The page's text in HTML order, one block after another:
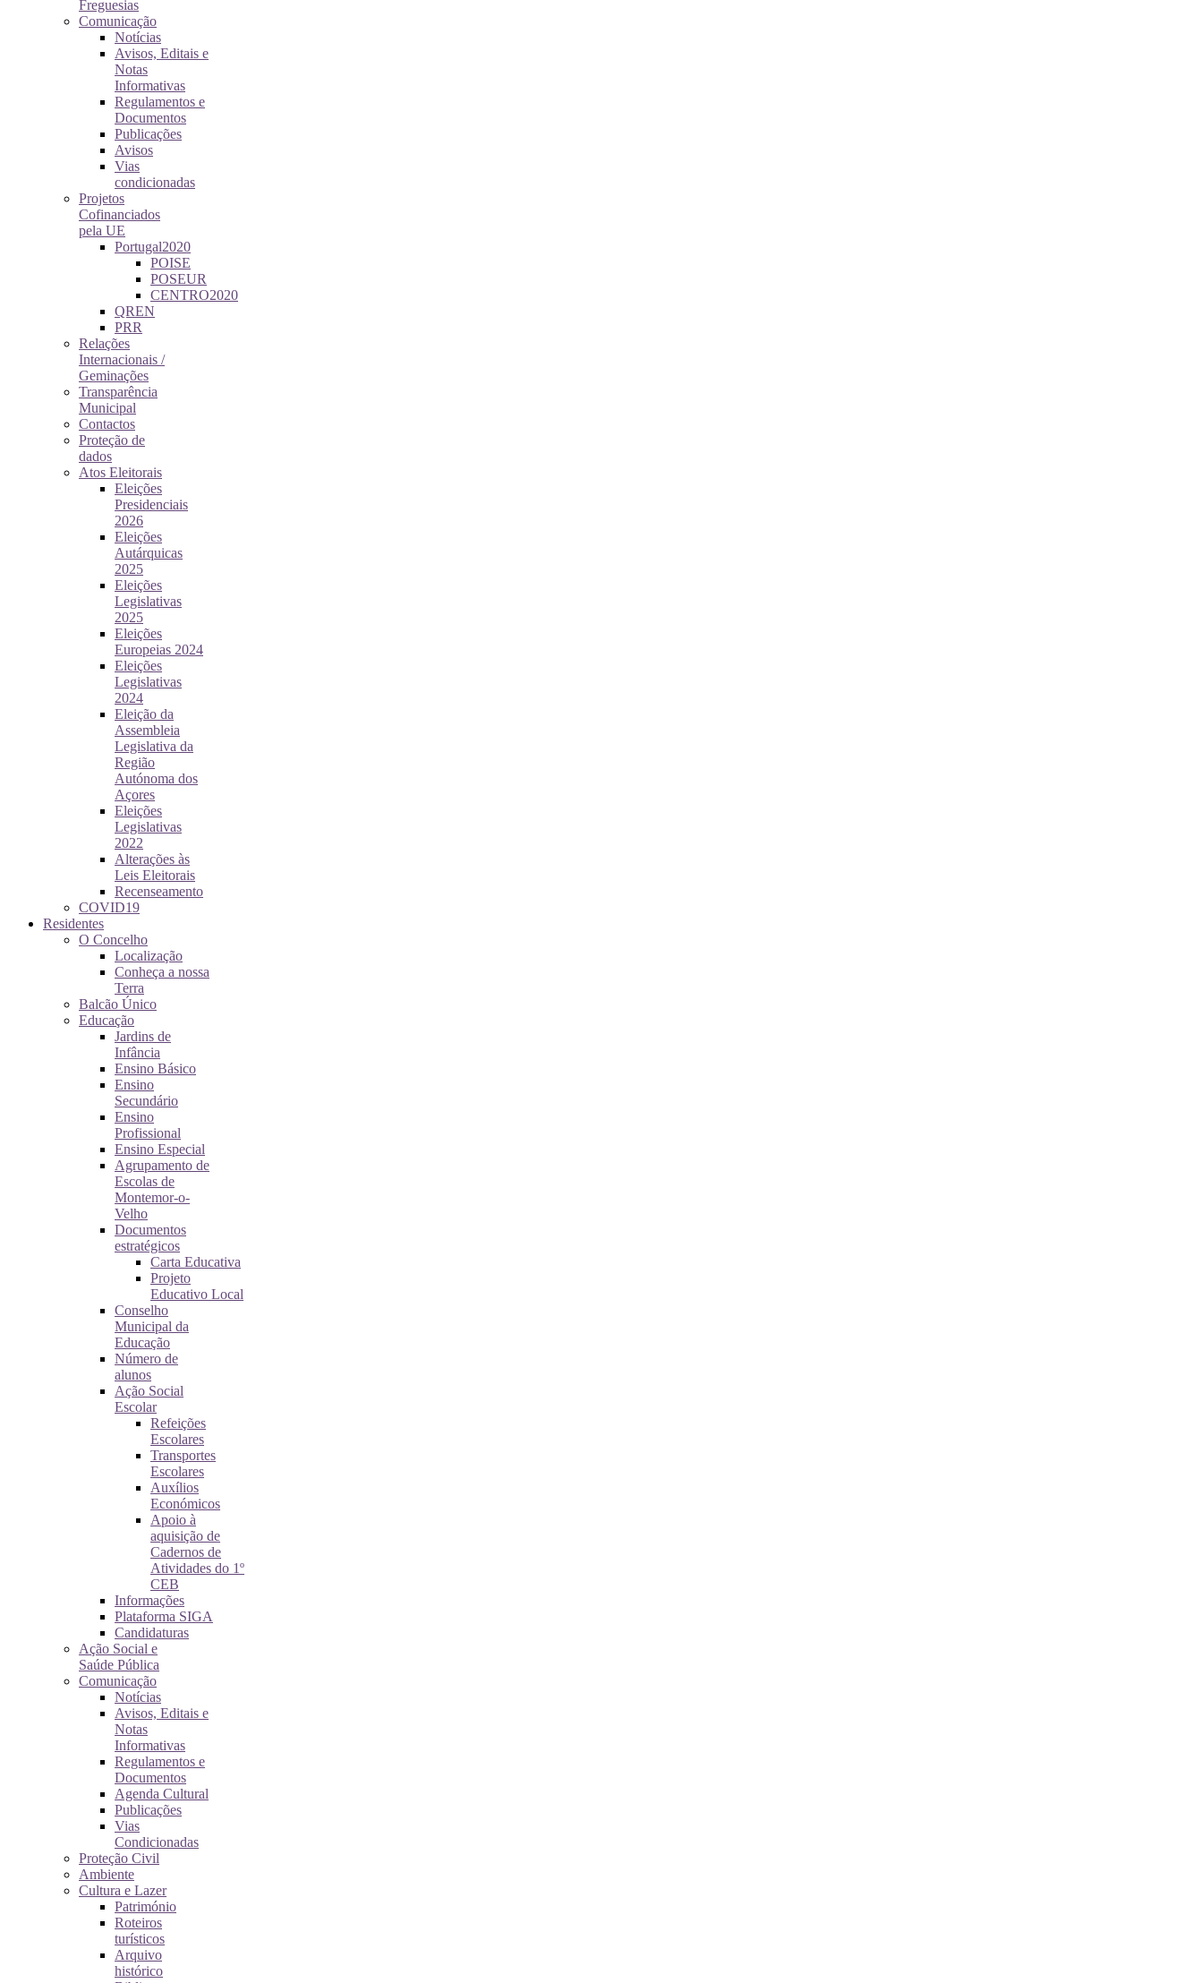
Freguesias
Comunicação
Notícias
Avisos, Editais e
Notas
Informativas
Regulamentos e
Documentos
Publicações
Avisos
Vias
condicionadas
Projetos
Cofinanciados
pela UE
Portugal2020
POISE
POSEUR
CENTRO2020
QREN
PRR
Relações
Internacionais /
Geminações
Transparência
Municipal
Contactos
Proteção de
dados
Atos Eleitorais
Eleições
Presidenciais
2026
Eleições
Autárquicas
2025
Eleições
Legislativas
2025
Eleições
Europeias 2024
Eleições
Legislativas
2024
Eleição da
Assembleia
Legislativa da
Região
Autónoma dos
Açores
Eleições
Legislativas
2022
Alterações às
Leis Eleitorais
Recenseamento
COVID19
Residentes
O Concelho
Localização
Conheça a nossa
Terra
Balcão Único
Educação
Jardins de
Infância
Ensino Básico
Ensino
Secundário
Ensino
Profissional
Ensino Especial
Agrupamento de
Escolas de
Montemor-o-
Velho
Documentos
estratégicos
Carta Educativa
Projeto
Educativo Local
Conselho
Municipal da
Educação
Número de
alunos
Ação Social
Escolar
Refeições
Escolares
Transportes
Escolares
Auxílios
Económicos
Apoio à
aquisição de
Cadernos de
Atividades do 1º
CEB
Informações
Plataforma SIGA
Candidaturas
Ação Social e
Saúde Pública
Comunicação
Notícias
Avisos, Editais e
Notas
Informativas
Regulamentos e
Documentos
Agenda Cultural
Publicações
Vias
Condicionadas
Proteção Civil
Ambiente
Cultura e Lazer
Património
Roteiros
turísticos
Arquivo
histórico